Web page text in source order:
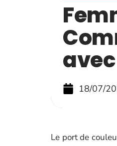
18/07/
Le port de